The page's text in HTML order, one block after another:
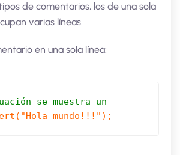
de comentarios, los de una sola
varias líneas.
en una sola línea:
se muestra un
mundo!!!");